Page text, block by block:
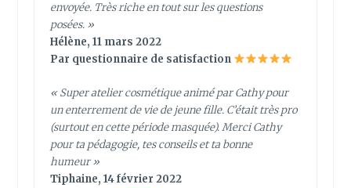
envoyée. Très riche en tout sur les questions
posées. »
Hélène, 11 mars 2022
Par questionnaire de satisfaction
« Super atelier cosmétique animé par Cathy pour
un enterrement de vie de jeune fille. C’était très pro
(surtout en cette période masquée). Merci Cathy
pour ta pédagogie, tes conseils et ta bonne
humeur »
Tiphaine, 14 février 2022